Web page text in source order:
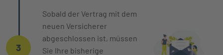
3
Sobald der Vertrag mit dem
neuen Versicherer
abgeschlossen ist, müssen
Sie Ihre bisherige